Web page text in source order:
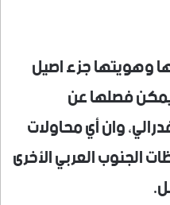
وهويتها جزء اصيل
فصلها عن
وان أي محاولات
الجنوب العربي الأخرى